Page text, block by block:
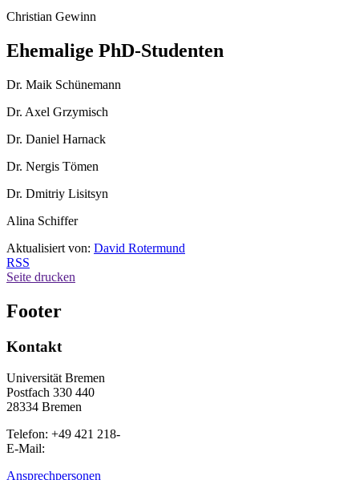
Christian Gewinn
Ehemalige PhD-Studenten
Dr. Maik Schünemann
Dr. Axel Grzymisch
Dr. Daniel Harnack
Dr. Nergis Tömen
Dr. Dmitriy Lisitsyn
Alina Schiffer
Aktualisiert von: David Rotermund
RSS
Seite drucken
Footer
Kontakt
Universität Bremen
Postfach 330 440
28334 Bremen
Telefon: +49 421 218-
E-Mail:
Ansprechpersonen